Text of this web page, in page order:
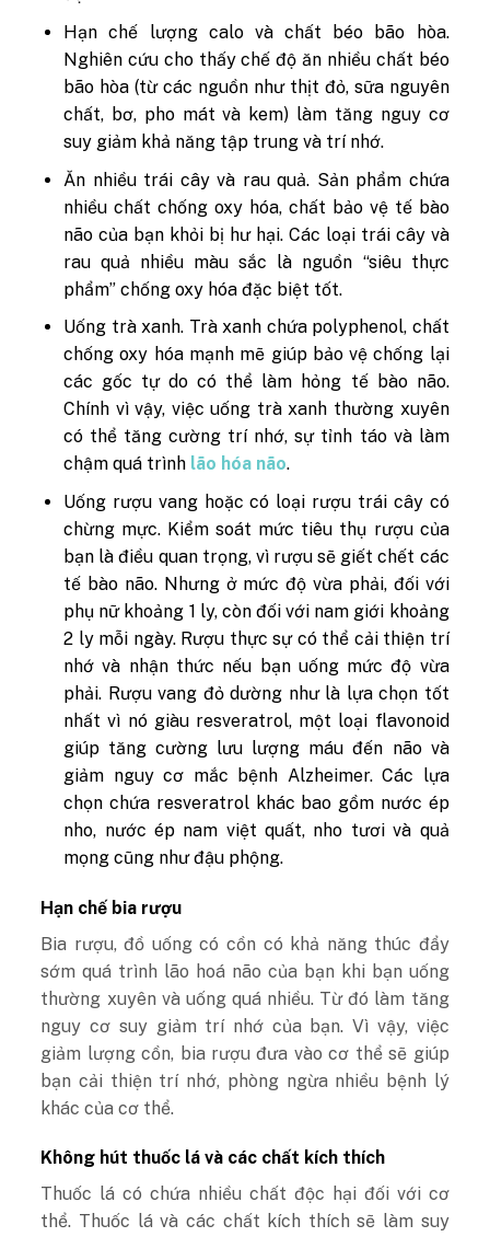
Hạn chế lượng calo và chất béo bão hòa.
Nghiên cứu cho thấy chế độ ăn nhiều chất béo
bão hòa (từ các nguồn như thịt đỏ, sữa nguyên
chất, bơ, pho mát và kem) làm tăng nguy cơ
suy giảm khả năng tập trung và trí nhớ.
Ăn nhiều trái cây và rau quả. Sản phẩm chứa
nhiều chất chống oxy hóa, chất bảo vệ tế bào
não của bạn khỏi bị hư hại. Các loại trái cây và
rau quả nhiều màu sắc là nguồn “siêu thực
phẩm” chống oxy hóa đặc biệt tốt.
Uống trà xanh. Trà xanh chứa polyphenol, chất
chống oxy hóa mạnh mẽ giúp bảo vệ chống lại
các gốc tự do có thể làm hỏng tế bào não.
Chính vì vậy, việc uống trà xanh thường xuyên
có thể tăng cường trí nhớ, sự tỉnh táo và làm
chậm quá trình lão hóa não.
Uống rượu vang hoặc có loại rượu trái cây có
chừng mực. Kiểm soát mức tiêu thụ rượu của
bạn là điều quan trọng, vì rượu sẽ giết chết các
tế bào não. Nhưng ở mức độ vừa phải, đối với
phụ nữ khoảng 1 ly, còn đối với nam giới khoảng
2 ly mỗi ngày. Rượu thực sự có thể cải thiện trí
nhớ và nhận thức nếu bạn uống mức độ vừa
phải. Rượu vang đỏ dường như là lựa chọn tốt
nhất vì nó giàu resveratrol, một loại flavonoid
giúp tăng cường lưu lượng máu đến não và
giảm nguy cơ mắc bệnh Alzheimer. Các lựa
chọn chứa resveratrol khác bao gồm nước ép
nho, nước ép nam việt quất, nho tươi và quả
mọng cũng như đậu phộng.
Hạn chế bia rượu
Bia rượu, đồ uống có cồn có khả năng thúc đẩy
sớm quá trình lão hoá não của bạn khi bạn uống
thường xuyên và uống quá nhiều. Từ đó làm tăng
nguy cơ suy giảm trí nhớ của bạn. Vì vậy, việc
giảm lượng cồn, bia rượu đưa vào cơ thể sẽ giúp
bạn cải thiện trí nhớ, phòng ngừa nhiều bệnh lý
khác của cơ thể.
Không hút thuốc lá và các chất kích thích
Thuốc lá có chứa nhiều chất độc hại đối với cơ
thể. Thuốc lá và các chất kích thích sẽ làm suy